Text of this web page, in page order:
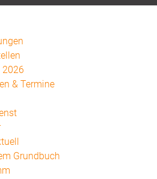
2026
& Termine
Grundbuch